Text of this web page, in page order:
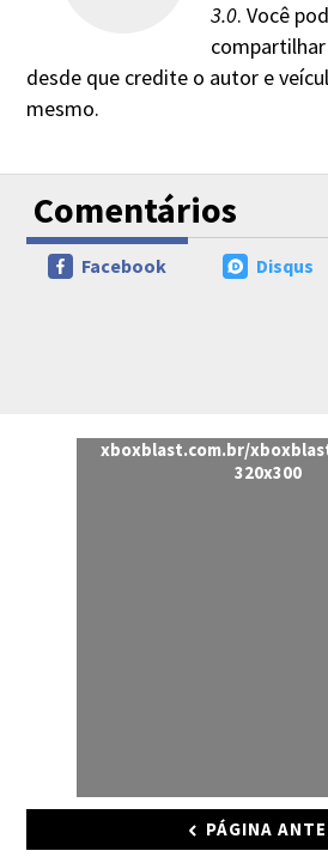
3.0. Você
desde que credite o autor e
mesmo.
Comentários
Disqus
Facebook
xboxblast.com.br/
320x300
PÁGINA